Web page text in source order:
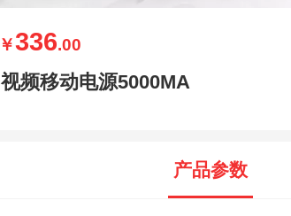
￥336.00
视频移动电源5000MA
产品参数